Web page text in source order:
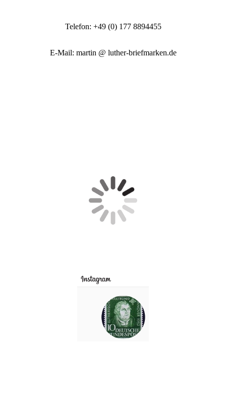
Telefon: +49 (0) 177 8894455
E-Mail: martin @ luther-briefmarken.de